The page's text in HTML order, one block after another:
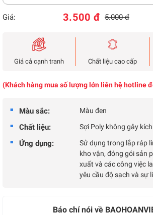
Giá: 3.500 đ 5.000 đ
Giá cả cạnh tranh Chất liệu cao cấp
(Khách hàng mua số lượng lớn liên hệ hotline
Màu sắc: Màu đen
Chất liệu: Sợi Poly không gây
Ứng dụng:
Sử dụng trong lắp ráp
kho vận, đóng gói sản
xuất và các công việc
yêu cầu độ sạch và sự
Báo chí nói về